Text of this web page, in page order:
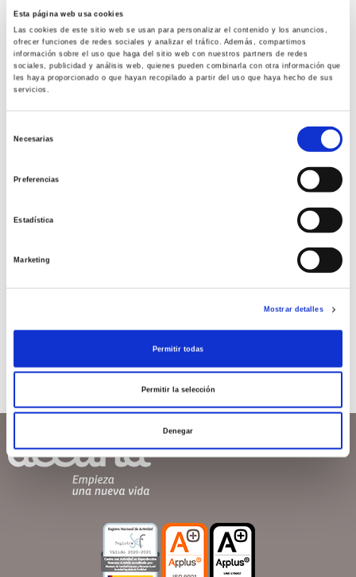
Esta página web usa cookies
Las cookies de este sitio web se usan para personalizar el contenido y los anuncios,
ofrecer funciones de redes sociales y analizar el tráfico. Además, compartimos
información sobre el uso que haga del sitio web con nuestros partners de redes
sociales, publicidad y análisis web, quienes pueden combinarla con otra información que
les haya proporcionado o que hayan recopilado a partir del uso que haya hecho de sus
servicios.
Necesarias
Preferencias
Estadística
Marketing
Mostrar detalles
Permitir todas
Permitir la selección
Denegar
Las claves de la espina
embarazada? Podemos imaginarla acariciando su
barriga y deseando que todo esté bien por dentro,